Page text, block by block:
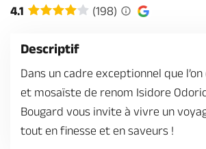
Brochures & Cartes Offices de tourisme
4.1 (198)
Descriptif
Dans un cadre exceptionnel que
et mosaïste de renom Isidore
Bougard vous invite à vivre un
tout en finesse et en saveurs !